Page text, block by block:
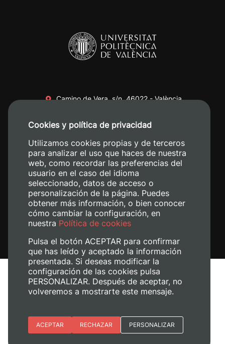
Camino de Vera, s/n. 46022 - València
+34 620 04 00 50
Aviso legal
Política de cookies
Gestionar cookies
Cookies y política de privacidad
Utilizamos cookies propias y de terceros
para analizar el uso que haces de nuestra
web, como recordar las preferencias del
usuario en el caso del idioma
seleccionado, datos de acceso o
personalización de la página. Puedes
obtener más información, o bien conocer
cómo cambiar la configuración, en
nuestra Política de cookies
Pulsa el botón ACEPTAR para confirmar
que has leído y aceptado la información
presentada. Si deseas modificar la
configuración de las cookies pulsa
PERSONALIZAR. Después de aceptar, no
volveremos a mostrarte este mensaje.
Esenciales
ACEPTAR RECHAZAR PERSONALIZAR